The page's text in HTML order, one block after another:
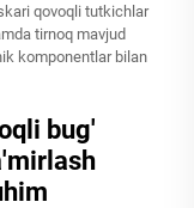
qovoqli tutkichlar
tirnoq mavjud
komponentlar bilan
bug'